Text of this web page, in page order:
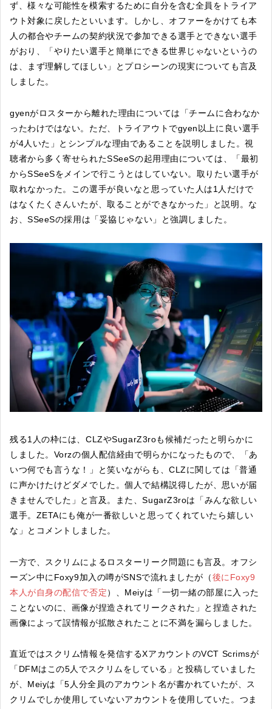
ず、様々な可能性を模索するために自分を含む全員をトライア
ウト対象に戻したといいます。しかし、オファーをかけても本
人の都合やチームの契約状況で参加できる選手とできない選手
がおり、「やりたい選手と簡単にできる世界じゃないというの
は、まず理解してほしい」とプロシーンの現実についても言及
しました。
gyenがロスターから離れた理由については「チームに合わなか
ったわけではない。ただ、トライアウトでgyen以上に良い選手
が4人いた」とシンプルな理由であることを説明しました。視
聴者から多く寄せられたSSeeSの起用理由については、「最初
からSSeeSをメインで行こうとはしていない。取りたい選手が
取れなかった。この選手が良いなと思っていた人は1人だけで
はなくたくさんいたが、取ることができなかった」と説明。な
お、SSeeSの採用は「妥協じゃない」と強調しました。
残る1人の枠には、CLZやSugarZ3roも候補だったと明らかに
しました。Vorzの個人配信経由で明らかになったもので、「あ
いつ何でも言うな！」と笑いながらも、CLZに関しては「普通
に声かけたけどダメでした。個人で結構説得したが、思いが届
きませんでした」と言及。また、SugarZ3roは「みんな欲しい
選手。ZETAにも俺が一番欲しいと思ってくれていたら嬉しい
な」とコメントしました。
一方で、スクリムによるロスターリーク問題にも言及。オフシ
ーズン中にFoxy9加入の噂がSNSで流れましたが（後にFoxy9
本人が自身の配信で否定）、Meiyは「一切一緒の部屋に入った
ことないのに、画像が捏造されてリークされた」と捏造された
画像によって誤情報が拡散されたことに不満を漏らしました。
直近ではスクリム情報を発信するXアカウントのVCT Scrimsが
「DFMはこの5人でスクリムをしている」と投稿していました
が、Meiyは「5人分全員のアカウント名が書かれていたが、ス
クリムでしか使用していないアカウントを使用していた。つま